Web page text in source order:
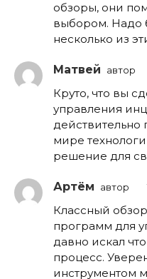
обзоры, они
выбором. Надо
несколько из
Матвей автор
Круто, что вы
управления
действительно
мире
решение для
Артём автор
Классный
программ для
давно искал
процесс.
инструментом